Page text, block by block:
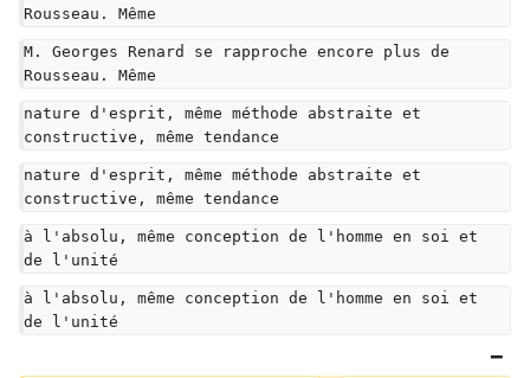
Rousseau. Même
M. Georges Renard se rapproche encore plus de
Rousseau. Même
nature d'esprit, même méthode abstraite et
constructive, même tendance
nature d'esprit, même méthode abstraite et
constructive, même tendance
à l'absolu, même conception de l'homme en soi et
de l'unité
à l'absolu, même conception de l'homme en soi et
de l'unité